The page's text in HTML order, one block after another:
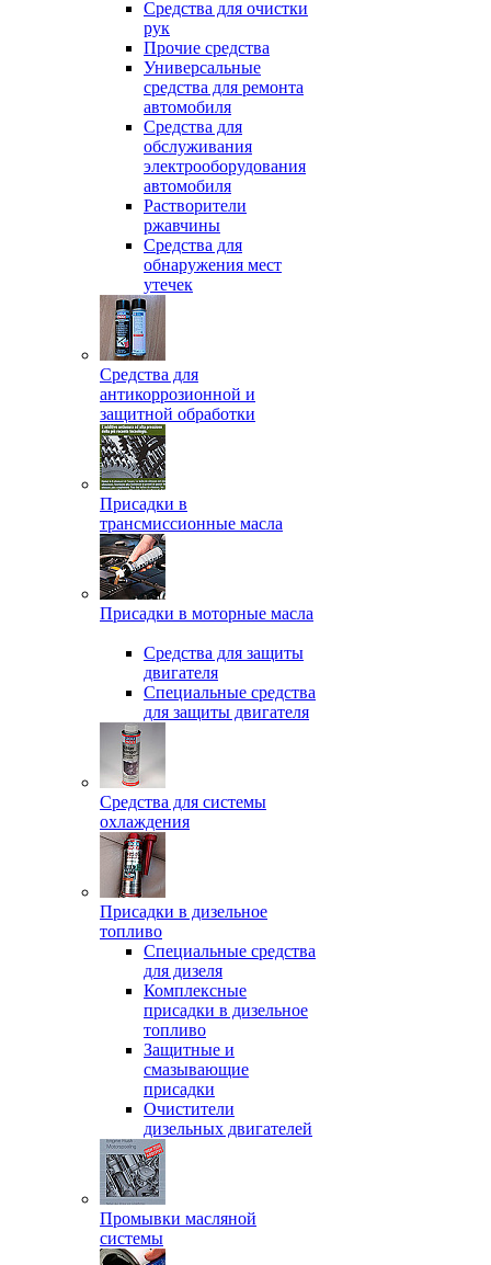
Средства для очистки
рук
Прочие средства
Универсальные
средства для ремонта
автомобиля
Средства для
обслуживания
электрооборудования
автомобиля
Растворители
ржавчины
Средства для
обнаружения мест
утечек
Средства для
антикоррозионной и
защитной обработки
Присадки в
трансмиссионные масла
Присадки в моторные масла
Средства для защиты
двигателя
Специальныe средства
для защиты двигателя
Средства для системы
охлаждения
Присадки в дизельное
топливо
Спeциальные средства
для дизеля
Комплексные
присадки в дизельное
топливо
Защитные и
смазывающие
присадки
Очистители
дизельных двигателей
Промывки масляной
системы